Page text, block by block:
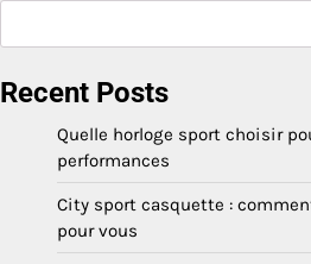
Recent Posts
Quelle horloge sport choisir
performances
City sport casquette :
pour vous